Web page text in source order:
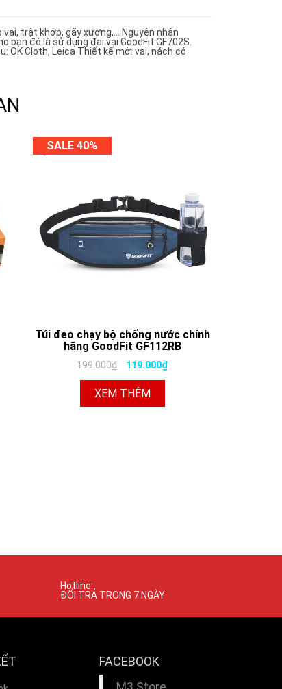
trật khớp, gãy xương,… Nguyên nhân
bạn đó là sử dụng đai vai GoodFit GF702S.
OK Cloth, Leica Thiết kế mở: vai, nách có
SALE 40%
Túi đeo chạy bộ chống nước chính
hãng GoodFit GF112RB
199.000₫ 119.000₫
XEM THÊM
Hotline:
ĐỔI TRẢ TRONG 7 NGÀY
FACEBOOK